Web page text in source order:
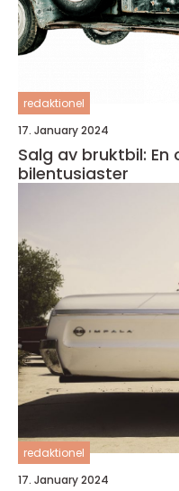
redaktionel
17. January 2024
Salg av bruktbil:
bilentusiaster
redaktionel
17. January 2024